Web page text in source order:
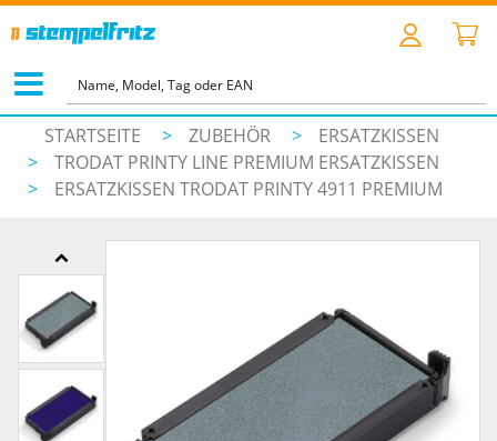
STARTSEITE > ZUBEHÖR >
ERSATZKISSEN
>
TRODAT PRINTY LINE PREMIUM ERSATZKISSEN
>
ERSATZKISSEN TRODAT PRINTY 4911 PREMIUM